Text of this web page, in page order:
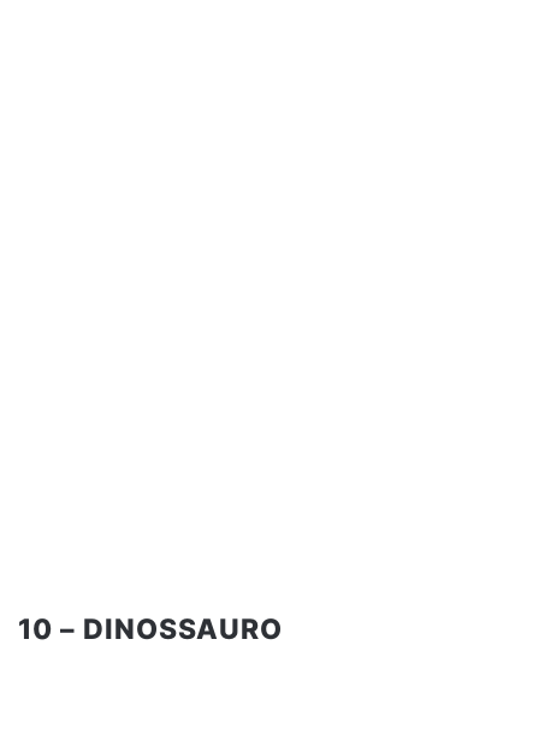
10 – DINOSSAURO